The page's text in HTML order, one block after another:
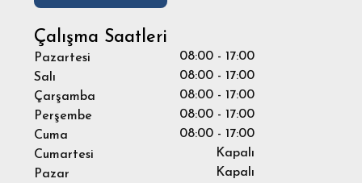
Çalışma Saatleri
Pazartesi
08:00 - 17:00
Salı
08:00 - 17:00
Çarşamba
08:00 - 17:00
Perşembe
08:00 - 17:00
Cuma
08:00 - 17:00
Cumartesi
Kapalı
Pazar
Kapalı